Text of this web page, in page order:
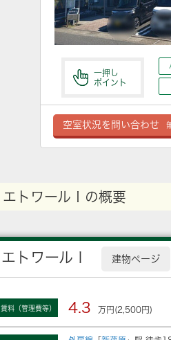
一押し
ポイント
空室状況を問い合わせ
エトワールⅠの概要
エトワールⅠ 建物ページ
賃料（管理費等） 4.3 万円(2,500円)